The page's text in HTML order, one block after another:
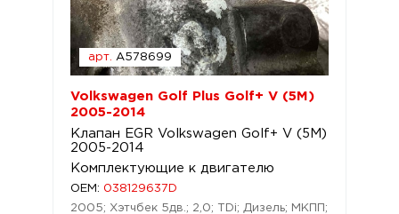
арт. A578699
Volkswagen Golf Plus Golf+ V (5M)
2005-2014
Клапан EGR Volkswagen Golf+ V (5M)
2005-2014
Комплектующие к двигателю
OEM: 038129637D
2005; Хэтчбек 5дв.; 2,0; TDi; Дизель; МКПП;